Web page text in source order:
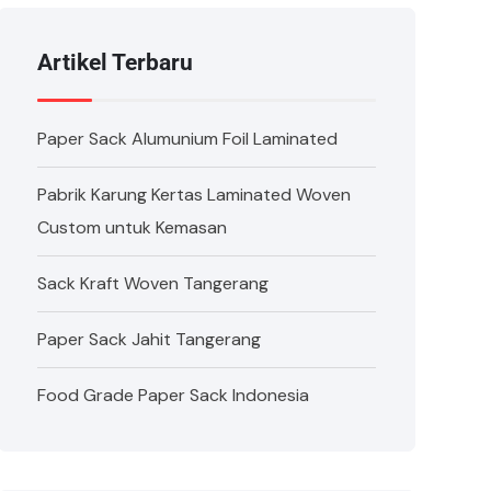
Artikel Terbaru
Paper Sack Alumunium Foil Laminated
Pabrik Karung Kertas Laminated Woven
Custom untuk Kemasan
Sack Kraft Woven Tangerang
Paper Sack Jahit Tangerang
Food Grade Paper Sack Indonesia